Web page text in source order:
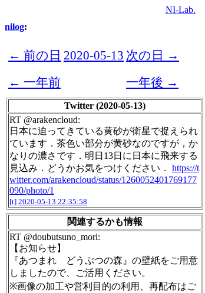
NI-Lab.
nilog:
← 前の日 2020-05-13 次の日 →
← 一年前
一年後 →
Twitter (2020-05-13)
RT @arakencloud:
日本に迫ってきている黄砂が衛星で捉えられ
ています．茶色い部分が黄砂なのですが，か
なりの濃さです．明日13日に日本に飛来する
見込み．どうかお気をつけください． https://t
witter.com/arakencloud/status/1260052401769177
090/photo/1
[t] 2020-05-13 22:35:58
関連するかも情報
RT @doubutsuno_mori:
【お知らせ】
『あつまれ どうぶつの森』の壁紙をご用意
しましたので、ご活用ください。
※画像の加工や営利目的の利用、再配布はご